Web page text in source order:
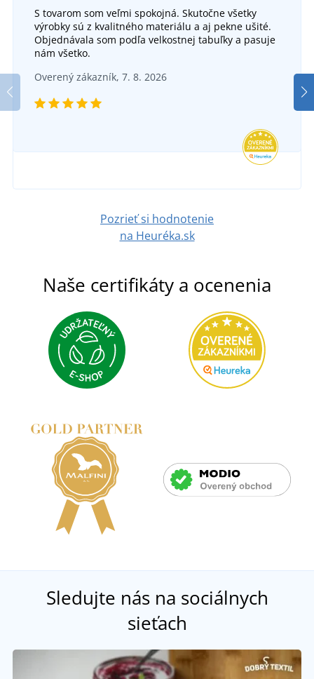
Montérky do pása R8ED
SKLADOM
v utorok 11. 8.
Textilný opasok CXS NAVAH
8,77 €
S tovarom som veľmi spokojná. Skutočne všetky
výrobky sú z kvalitného materiálu a aj pekne ušité.
Objednávala som podľa velkostnej tabuľky a pasuje
nám všetko.
Overený zákazník, 7. 8. 2026
Pozrieť si hodnotenie
na Heuréka.sk
Naše certifikáty a ocenenia
Sledujte nás na sociálnych
sieťach